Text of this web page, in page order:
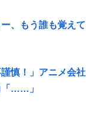
、もう誰も覚えて
慎！」アニメ会社
「……」